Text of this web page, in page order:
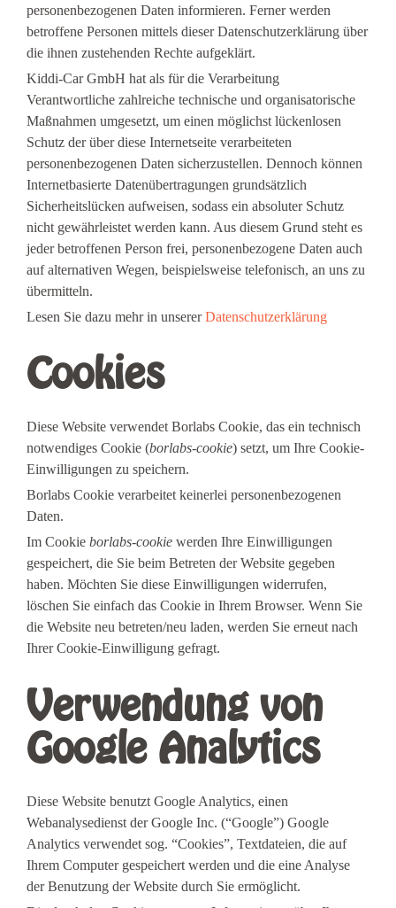
personenbezogenen Daten informieren. Ferner werden
betroffene Personen mittels dieser Datenschutzerklärung über
die ihnen zustehenden Rechte aufgeklärt.
Kiddi-Car GmbH hat als für die Verarbeitung
Verantwortliche zahlreiche technische und organisatorische
Maßnahmen umgesetzt, um einen möglichst lückenlosen
Schutz der über diese Internetseite verarbeiteten
personenbezogenen Daten sicherzustellen. Dennoch können
Internetbasierte Datenübertragungen grundsätzlich
Sicherheitslücken aufweisen, sodass ein absoluter Schutz
nicht gewährleistet werden kann. Aus diesem Grund steht es
jeder betroffenen Person frei, personenbezogene Daten auch
auf alternativen Wegen, beispielsweise telefonisch, an uns zu
übermitteln.
Lesen Sie dazu mehr in unsererDatenschutzerklärung
Cookies
Diese Website verwendet Borlabs Cookie, das ein technisch
notwendiges Cookie (borlabs-cookie) setzt, um Ihre Cookie-
Einwilligungen zu speichern.
Borlabs Cookie verarbeitet keinerlei personenbezogenen
Daten.
Im Cookie borlabs-cookie werden Ihre Einwilligungen
gespeichert, die Sie beim Betreten der Website gegeben
haben. Möchten Sie diese Einwilligungen widerrufen,
löschen Sie einfach das Cookie in Ihrem Browser. Wenn Sie
die Website neu betreten/neu laden, werden Sie erneut nach
Ihrer Cookie-Einwilligung gefragt.
Verwendung von
Google Analytics
Diese Website benutzt Google Analytics, einen
Webanalysedienst der Google Inc. (“Google”) Google
Analytics verwendet sog. “Cookies”, Textdateien, die auf
Ihrem Computer gespeichert werden und die eine Analyse
der Benutzung der Website durch Sie ermöglicht.